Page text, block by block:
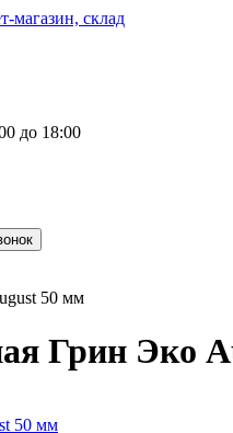
магазин, склад
до 18:00
50 мм
Грин Эко